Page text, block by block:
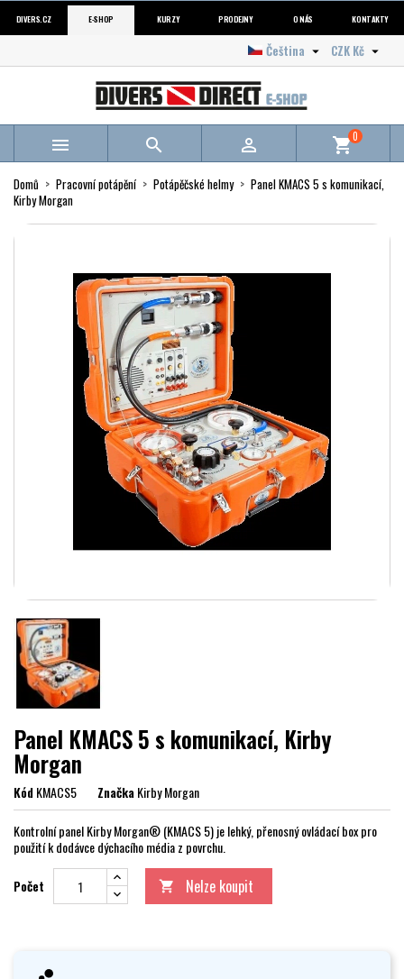
DIVERS.CZ E-SHOP KURZY PRODEJNY O NÁS KONTAKTY
CZK Kč 
Čeština 
   shopping_cart0
Domů Pracovní potápění Potápěčské helmy
Panel KMACS 5 s komunikací,
Kirby Morgan
Panel KMACS 5 s komunikací, Kirby
Morgan
KódKMACS5 ZnačkaKirby Morgan
Kontrolní panel Kirby Morgan® (KMACS 5) je lehký, přenosný ovládací box pro
použití k dodávce dýchacího média z povrchu.
Počet  Nelze koupit